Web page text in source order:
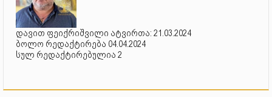
დავით ფეიქრიშვილი ატვირთა: 21.03.2024
ბოლო რედაქტირება 04.04.2024
სულ რედაქტირებულია 2